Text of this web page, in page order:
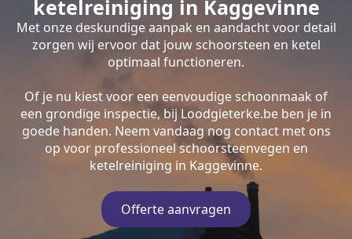
ketelreiniging in Kaggevinne
Met onze deskundige aanpak en aandacht voor detail
zorgen wij ervoor dat jouw schoorsteen en ketel
optimaal functioneren.
Of je nu kiest voor een eenvoudige schoonmaak of
een grondige inspectie, bij Loodgieterke.be ben je in
goede handen. Neem vandaag nog contact met ons
op voor professioneel schoorsteenvegen en
ketelreiniging in Kaggevinne.
Offerte aanvragen